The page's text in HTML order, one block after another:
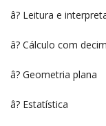
â? Leitura e
â? Cálculo com
â? Geometria plana
â? Estatística